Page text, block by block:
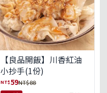
【良品開飯】川香紅油
小抄手(1份)
NT$59NT$ 88